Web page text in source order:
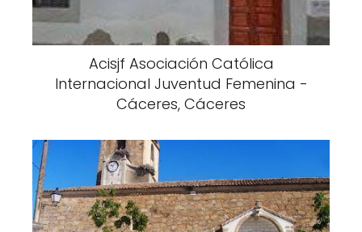
Acisjf Asociación Católica
Internacional Juventud Femenina -
Cáceres, Cáceres